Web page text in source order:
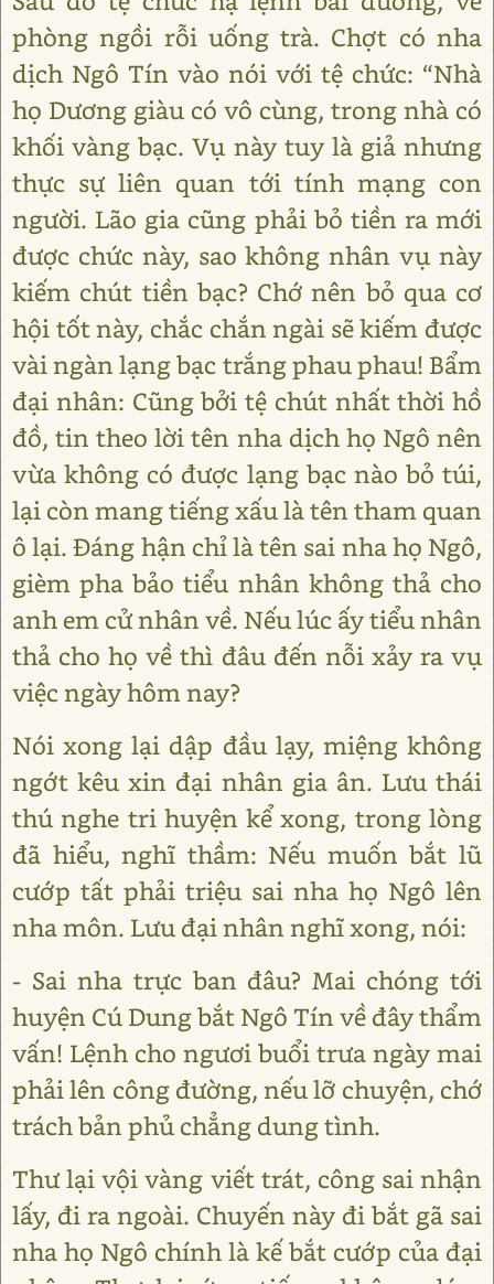
phòng ngồi rỗi uống trà. Chợt có nha
dịch Ngô Tín vào nói với tệ chức: “Nhà
họ Dương giàu có vô cùng, trong nhà có
khối vàng bạc. Vụ này tuy là giả nhưng
thực sự liên quan tới tính mạng con
người. Lão gia cũng phải bỏ tiền ra mới
được chức này, sao không nhân vụ này
kiếm chút tiền bạc? Chớ nên bỏ qua cơ
hội tốt này, chắc chắn ngài sẽ kiếm được
vài ngàn lạng bạc trắng phau phau! Bẩm
đại nhân: Cũng bởi tệ chút nhất thời hồ
đồ, tin theo lời tên nha dịch họ Ngô nên
vừa không có được lạng bạc nào bỏ túi,
lại còn mang tiếng xấu là tên tham quan
ô lại. Đáng hận chỉ là tên sai nha họ Ngô,
gièm pha bảo tiểu nhân không thả cho
anh em cử nhân về. Nếu lúc ấy tiểu nhân
thả cho họ về thì đâu đến nỗi xảy ra vụ
việc ngày hôm nay?
Nói xong lại dập đầu lạy, miệng không
ngớt kêu xin đại nhân gia ân. Lưu thái
thú nghe tri huyện kể xong, trong lòng
đã hiểu, nghĩ thầm: Nếu muốn bắt lũ
cướp tất phải triệu sai nha họ Ngô lên
nha môn. Lưu đại nhân nghĩ xong, nói:
- Sai nha trực ban đâu? Mai chóng tới
huyện Cú Dung bắt Ngô Tín về đây thẩm
vấn! Lệnh cho ngươi buổi trưa ngày mai
phải lên công đường, nếu lỡ chuyện, chớ
trách bản phủ chẳng dung tình.
Thư lại vội vàng viết trát, công sai nhận
lấy, đi ra ngoài. Chuyến này đi bắt gã sai
nha họ Ngô chính là kế bắt cướp của đại